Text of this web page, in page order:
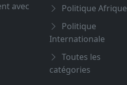
avec
Politique Afrique
Politique
Internationale
Toutes les
catégories